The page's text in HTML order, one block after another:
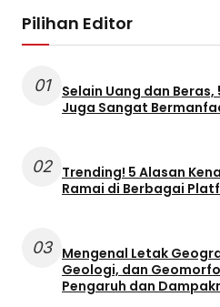
Pilihan Editor
01
Selain Uang dan
Juga Sangat
02 Trending! 5 Alasan
Ramai di Berbagai
03 Mengenal Letak
Geologi, dan
Pengaruh dan